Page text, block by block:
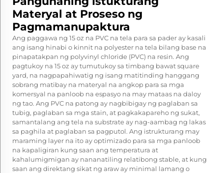
Materyal at Proseso ng
Pagmamanupaktura
Ang paggawa ng 15 oz na PVC na tela para sa pader ay kasali
ang isang hinabi o kinnit na polyester na tela bilang base na
pinapatakpan ng polyvinyl chloride (PVC) na resin. Ang
pagtukoy na 15 oz ay tumutukoy sa timbang bawat square
yard, na nagpapahiwatig ng isang matitinding hanggang
sobrang matibay na materyal na angkop para sa mga
komersyal na panloob na espasyo na may mataas na daloy
ng tao. Ang PVC na patong ay nagbibigay ng paglaban sa
tubig, paglaban sa mga stain, at pagkakapareho ng sukat,
samantalang ang tela na substrate ay nag-aambag ng lakas
sa paghila at paglaban sa pagputol. Ang istrukturang may
maraming layer na ito ay optimizado para sa mga panloob
na kapaligiran kung saan ang temperatura at
kahalumigmigan ay nananatiling relatibong stable, at kung
saan ang direktang sikat ng araw ay minimal lamang o